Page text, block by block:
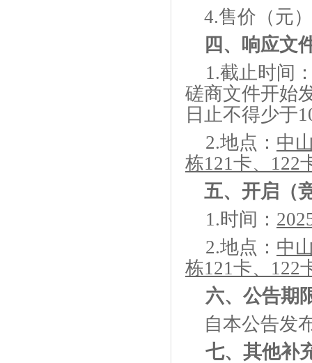
4.售价（元
四、 响应文
1.截止时间
磋商文件开始
日止不得少于
2.地点： 中
栋121卡、122
五、 开启（
1.时间： 202
2.地点： 中
栋121卡、122
六、 公告期
自本公告发
七、 其他补